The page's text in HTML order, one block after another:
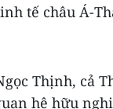
tế châu Á-
Thịnh, cả
hệ hữu